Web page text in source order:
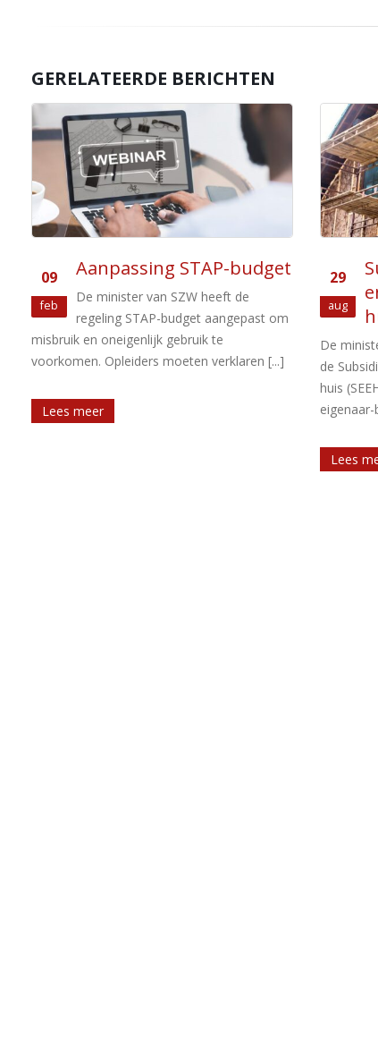
GERELATEERDE BERICHTEN
29
aug
Subsidieregeling
energiebesparing eigen
huis weer opengesteld
De minister van Binnenlandse Zaken heeft
de Subsidieregeling energiebesparing eigen
eigenaar-bewoners. De SEEH regelt [...]
16
mrt
Dit
energie-
Lees